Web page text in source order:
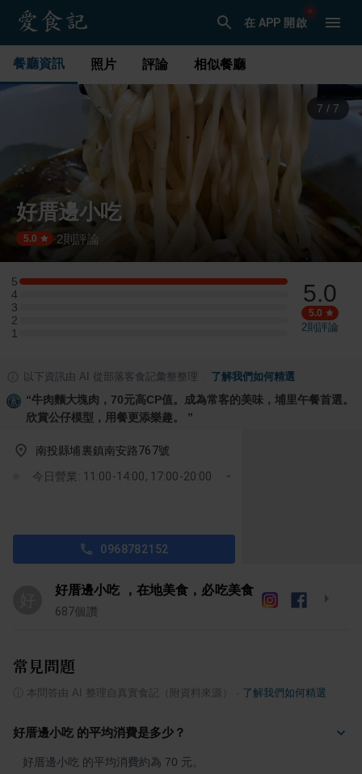
在 APP 開啟
餐廳資訊 照片 評論 相似餐廳
7 / 7
好厝邊小吃
5.0 ·2則評論
5
5 星：2 則評論
4
4 星：0 則評論
3
3 星：0 則評論
2
2 星：0 則評論
1
1 星：0 則評論
5.0
5.0
2則評論
以下資訊由 AI 從部落客食記彙整整理 了解我們如何精選
“牛肉麵大塊肉，70元高CP值。成為常客的美味，埔里午餐首選。
欣賞公仔模型，用餐更添樂趣。 ”
南投縣埔裏鎮南安路767號
今日營業: 11:00-14:00, 17:00-20:00
0968782152
好厝邊小吃 ，在地美食，必吃美食
687個讚
常見問題
本問答由 AI 整理自真實食記（附資料來源） 了解我們如何精選
好厝邊小吃 的平均消費是多少？
好厝邊小吃 的平均消費約為 70 元。